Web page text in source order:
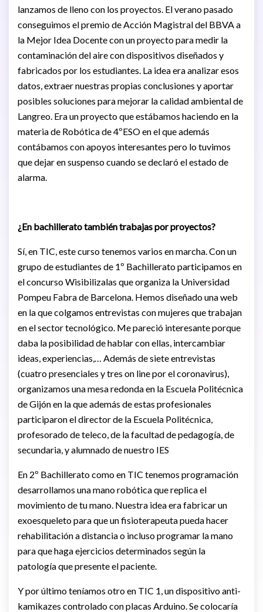
lanzamos de lleno con los proyectos. El verano pasado
conseguimos el premio de Acción Magistral del BBVA a
la Mejor Idea Docente con un proyecto para medir la
contaminación del aire con dispositivos diseñados y
fabricados por los estudiantes. La idea era analizar esos
datos, extraer nuestras propias conclusiones y aportar
posibles soluciones para mejorar la calidad ambiental de
Langreo. Era un proyecto que estábamos haciendo en la
materia de Robótica de 4ºESO en el que además
contábamos con apoyos interesantes pero lo tuvimos
que dejar en suspenso cuando se declaró el estado de
alarma.
¿En bachillerato también trabajas por proyectos?
Sí, en TIC, este curso tenemos varios en marcha. Con un
grupo de estudiantes de 1º Bachillerato participamos en
el concurso Wisibilizalas que organiza la Universidad
Pompeu Fabra de Barcelona. Hemos diseñado una web
en la que colgamos entrevistas con mujeres que trabajan
en el sector tecnológico. Me pareció interesante porque
daba la posibilidad de hablar con ellas, intercambiar
ideas, experiencias,… Además de siete entrevistas
(cuatro presenciales y tres on line por el coronavirus),
organizamos una mesa redonda en la Escuela Politécnica
de Gijón en la que además de estas profesionales
participaron el director de la Escuela Politécnica,
profesorado de teleco, de la facultad de pedagogía, de
secundaria, y alumnado de nuestro IES
En 2º Bachillerato como en TIC tenemos programación
desarrollamos una mano robótica que replica el
movimiento de tu mano. Nuestra idea era fabricar un
exoesqueleto para que un fisioterapeuta pueda hacer
rehabilitación a distancia o incluso programar la mano
para que haga ejercicios determinados según la
patología que presente el paciente.
Y por último teníamos otro en TIC 1, un dispositivo anti-
kamikazes controlado con placas Arduino. Se colocaría